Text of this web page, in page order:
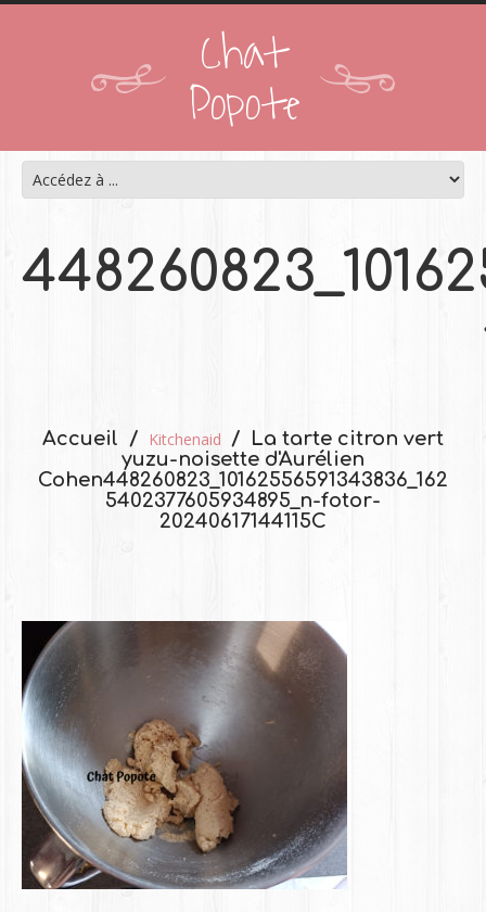
Chat
Popote
Accueil Kitchenaid
La tarte citron vert
yuzu-noisette d'Aurélien
Cohen448260823_10162556591343836_162
5402377605934895_n-fotor-
20240617144115C